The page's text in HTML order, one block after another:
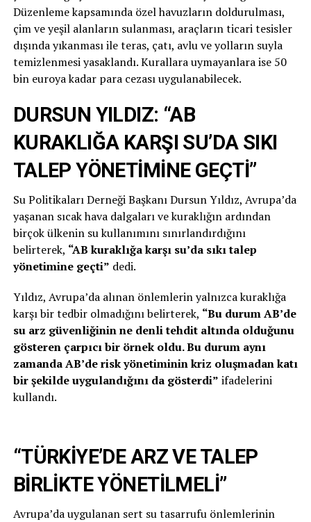
Düzenleme kapsamında özel havuzların doldurulması,
çim ve yeşil alanların sulanması, araçların ticari tesisler
dışında yıkanması ile teras, çatı, avlu ve yolların suyla
temizlenmesi yasaklandı. Kurallara uymayanlara ise 50
bin euroya kadar para cezası uygulanabilecek.
DURSUN YILDIZ: “AB
KURAKLIĞA KARŞI SU’DA SIKI
TALEP YÖNETİMİNE GEÇTİ”
Su Politikaları Derneği Başkanı Dursun Yıldız, Avrupa’da
yaşanan sıcak hava dalgaları ve kuraklığın ardından
birçok ülkenin su kullanımını sınırlandırdığını
belirterek, “AB kuraklığa karşı su’da sıkı talep
yönetimine geçti” dedi.
Yıldız, Avrupa’da alınan önlemlerin yalnızca kuraklığa
karşı bir tedbir olmadığını belirterek, “Bu durum AB’de
su arz güvenliğinin ne denli tehdit altında olduğunu
gösteren çarpıcı bir örnek oldu. Bu durum aynı
zamanda AB’de risk yönetiminin kriz oluşmadan katı
bir şekilde uygulandığını da gösterdi” ifadelerini
kullandı.
“TÜRKİYE’DE ARZ VE TALEP
BİRLİKTE YÖNETİLMELİ”
Avrupa’da uygulanan sert su tasarrufu önlemlerinin